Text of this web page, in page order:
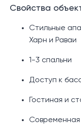
Свойства
Стильные
Харн и Раваи
1-3 спальни
Доступ к
Гостиная и
Современная